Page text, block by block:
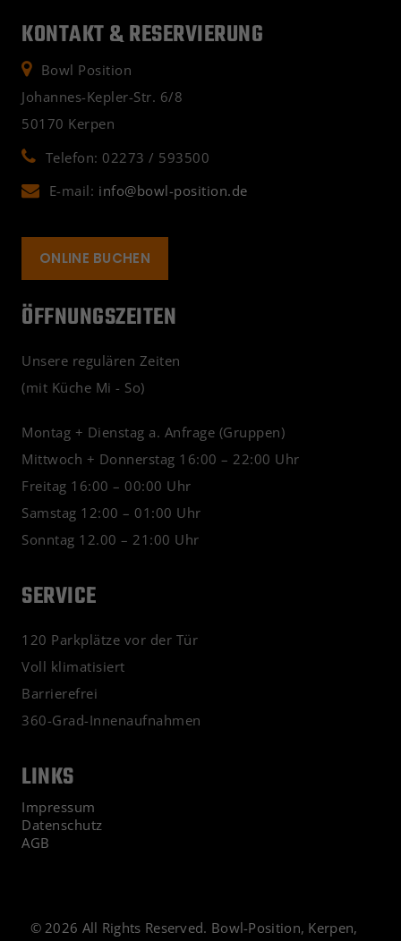
KONTAKT & RESERVIERUNG
Bowl Position
Johannes-Kepler-Str. 6/8
50170 Kerpen
Telefon: 02273 / 593500
E-mail: info@bowl-position.de
ONLINE BUCHEN
ÖFFNUNGSZEITEN
Unsere regulären Zeiten
(mit Küche Mi - So)
Montag + Dienstag a. Anfrage (Gruppen)
Mittwoch + Donnerstag 16:00 – 22:00 Uhr
Freitag 16:00 – 00:00 Uhr
Samstag 12:00 – 01:00 Uhr
Sonntag 12.00 – 21:00 Uhr
SERVICE
120 Parkplätze vor der Tür
Voll klimatisiert
Barrierefrei
360-Grad-Innenaufnahmen
LINKS
Impressum
Datenschutz
AGB
© 2026 All Rights Reserved. Bowl-Position, Kerpen,